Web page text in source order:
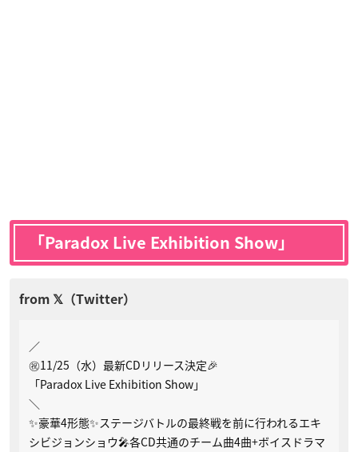
「Paradox Live Exhibition Show」
／
㊗11/25（水）最新CDリリース決定🎉
「Paradox Live Exhibition Show」
＼
✨豪華4形態✨ステージバトルの最終戦を前に行われるエキ
シビジョンショウ🎤各CD共通のチーム曲4曲+ボイスドラマ